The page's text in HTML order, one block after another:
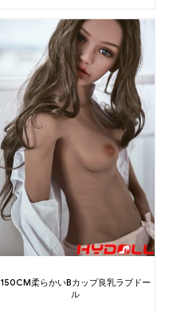
150CM柔らかいBカップ良乳ラブドー
ル